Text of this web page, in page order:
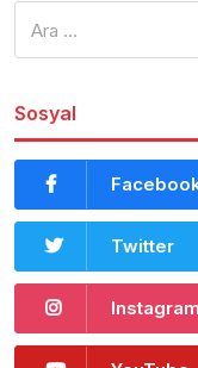
Sosyal
Twitter
Instagram